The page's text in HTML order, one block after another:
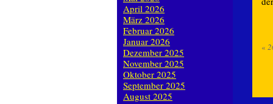
«
April 2026
März 2026
Februar 2026
Januar 2026
Dezember 2025
November 2025
Oktober 2025
September 2025
August 2025